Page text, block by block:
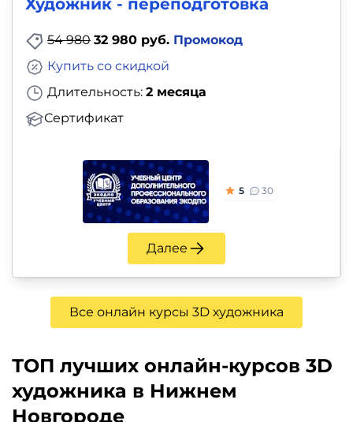
Художник - переподготовка
54 980 32 980 руб. Промокод
Длительность: 2 месяца
Сертификат
Купить со скидкой
5 30
Далее
Все онлайн курсы 3D художника
ТОП лучших онлайн-курсов 3D
художника в Нижнем
Новгороде